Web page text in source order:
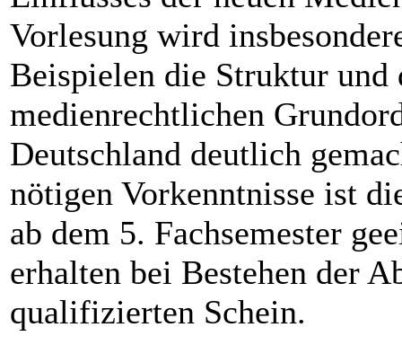
Vorlesung wird
Beispielen die Struktur und
medienrechtlichen
Deutschland deutlich
nötigen Vorkenntnisse ist
ab dem 5. Fachsemester
erhalten bei Bestehen der
qualifizierten Schein.